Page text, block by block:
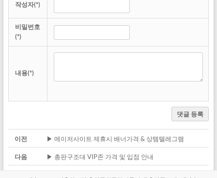
작성자(*)
비밀번호
(*)
내용(*)
댓글 등록
이전 ▶ 메이저사이트 제휴시 배너가격 & 상템텔레그램
다음 ▶ 총판구조대 VIP존 가격 및 입점 안내